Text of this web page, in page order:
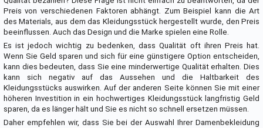
Preis von verschiedenen Faktoren abhängt. Zum Beispiel kann die Art
des Materials, aus dem das Kleidungsstück hergestellt wurde, den Preis
beeinflussen. Auch das Design und die Marke spielen eine Rolle.
Es ist jedoch wichtig zu bedenken, dass Qualität oft ihren Preis hat.
Wenn Sie Geld sparen und sich für eine günstigere Option entscheiden,
kann dies bedeuten, dass Sie eine minderwertige Qualität erhalten. Dies
kann sich negativ auf das Aussehen und die Haltbarkeit des
Kleidungsstücks auswirken. Auf der anderen Seite können Sie mit einer
höheren Investition in ein hochwertiges Kleidungsstück langfristig Geld
sparen, da es länger hält und Sie es nicht so schnell ersetzen müssen.
Daher empfehlen wir, dass Sie bei der Auswahl Ihrer Damenbekleidung